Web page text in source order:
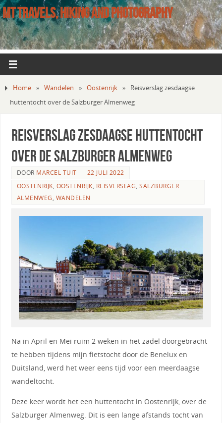
MT TRAVELS, HIKING AND PHOTOGRAPHY
Home » Wandelen » Oostenrijk »
Reisverslag zesdaagse
huttentocht over de Salzburger Almenweg
Reisverslag zesdaagse huttentocht
over de Salzburger Almenweg
DOOR MARCEL TUIT
22 JULI 2022
OOSTENRIJK, OOSTENRIJK, REISVERSLAG,SALZBURGER
ALMENWEG, WANDELEN
Na in April en Mei ruim 2 weken in het zadel doorgebracht
te hebben tijdens mijn fietstocht door de Benelux en
Duitsland, werd het weer eens tijd voor een meerdaagse
wandeltocht.
Deze keer wordt het een huttentocht in Oostenrijk, over de
Salzburger Almenweg. Dit is een lange afstands tocht van